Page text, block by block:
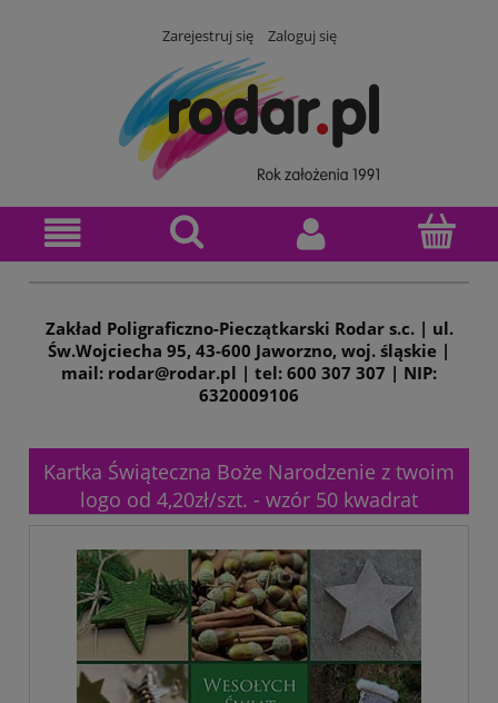
Zarejestruj się Zaloguj się
Zakład Poligraficzno-Pieczątkarski Rodar s.c. | ul.
Św.Wojciecha 95, 43-600 Jaworzno, woj. śląskie |
mail: rodar@rodar.pl | tel: 600 307 307 | NIP:
6320009106
Kartka Świąteczna Boże Narodzenie z twoim
logo od 4,20zł/szt. - wzór 50 kwadrat